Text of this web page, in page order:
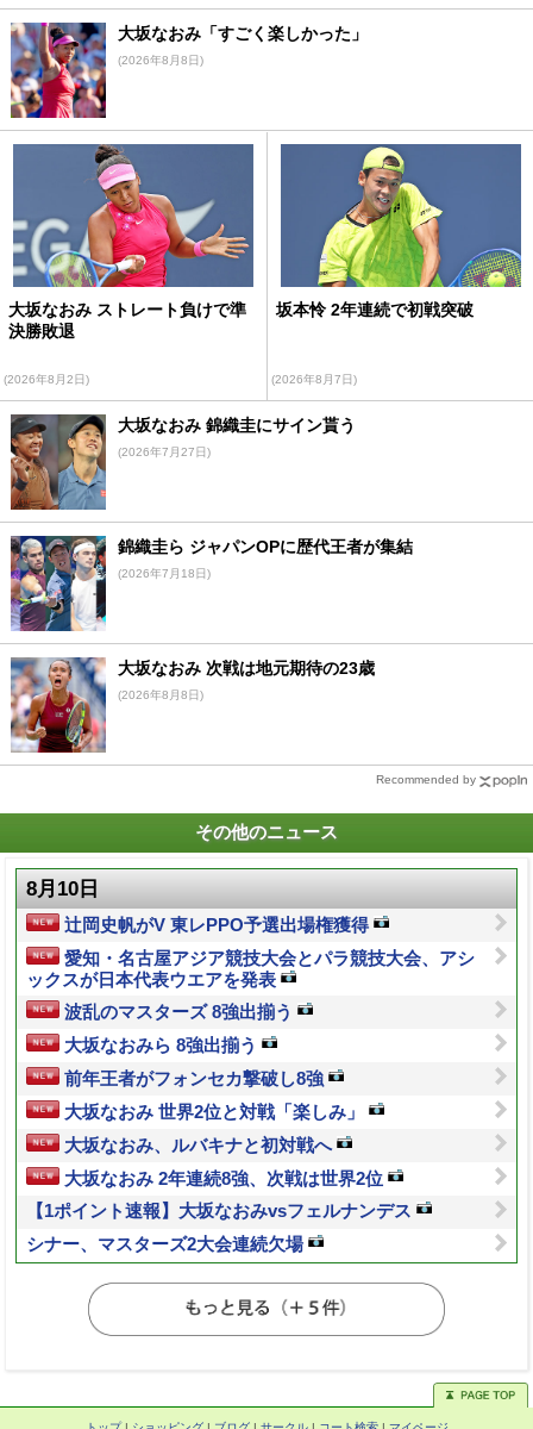
大坂なおみ「すごく楽しかった」
(2026年8月8日)
大坂なおみ ストレート負けで準
決勝敗退
(2026年8月2日)
坂本怜 2年連続で初戦突破
(2026年8月7日)
大坂なおみ 錦織圭にサイン貰う
(2026年7月27日)
錦織圭ら ジャパンOPに歴代王者が集結
(2026年7月18日)
大坂なおみ 次戦は地元期待の23歳
(2026年8月8日)
Recommended by
その他のニュース
8月10日
辻岡史帆がV 東レPPO予選出場権獲得
愛知・名古屋アジア競技大会とパラ競技大会、アシ
ックスが日本代表ウエアを発表
波乱のマスターズ 8強出揃う
大坂なおみら 8強出揃う
前年王者がフォンセカ撃破し8強
大坂なおみ 世界2位と対戦「楽しみ」
大坂なおみ、ルバキナと初対戦へ
大坂なおみ 2年連続8強、次戦は世界2位
【1ポイント速報】大坂なおみvsフェルナンデス
シナー、マスターズ2大会連続欠場